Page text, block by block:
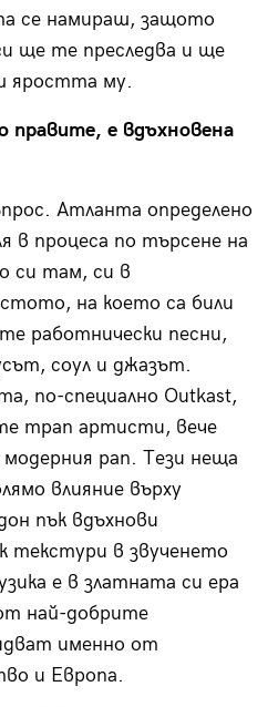
се намираш, защото
ще те преследва и ще
яростта му.
правите, е вдъхновена
Атланта определено
в процеса по търсене на
си там, си в
на което са били
работнически песни,
соул и джазът.
по-специално Outkast,
трап артисти, вече
рап. Тези неща
влияние върху
пък вдъхнови
текстури в звученето
е в златната си ера
най-добрите
именно от
и Европа.